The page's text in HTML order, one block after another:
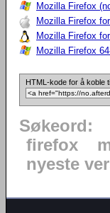
Mozilla Firefox
Mozilla Firefox
Mozilla Firefox
Mozilla Firefox
HTML-kode for å koble
Søkeord:
firefox
nyeste